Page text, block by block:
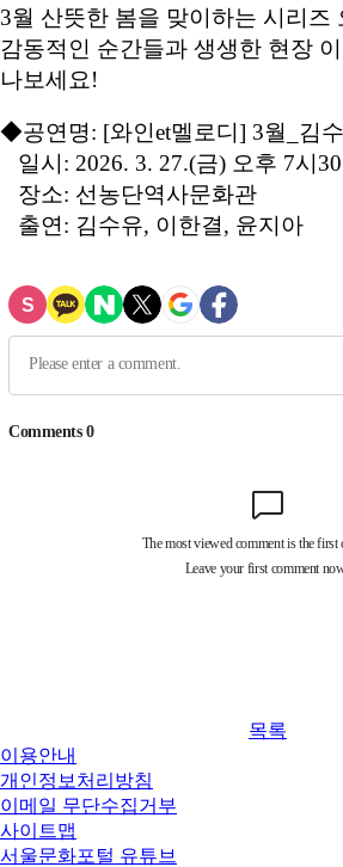
3월 산뜻한 봄을 맞이하는 시리즈
감동적인 순간들과 생생한 현장
나보세요!
◆공연명: [와인et멜로디] 3월_김
일시: 2026. 3. 27.(금) 오후 7시
장소: 선농단역사문화관
출연: 김수유, 이한결, 윤지아
목록
이용안내
개인정보처리방침
이메일 무단수집거부
사이트맵
서울문화포털 유튜브